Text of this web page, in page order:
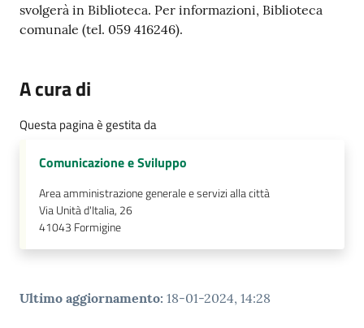
svolgerà in Biblioteca. Per informazioni, Biblioteca
comunale (tel. 059 416246).
A cura di
Questa pagina è gestita da
Comunicazione e Sviluppo
Area amministrazione generale e servizi alla città
Via Unità d'Italia, 26
41043 Formigine
Ultimo aggiornamento: 18-01-2024, 14:28